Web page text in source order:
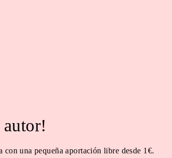
autor!
una pequeña aportación libre desde 1€.